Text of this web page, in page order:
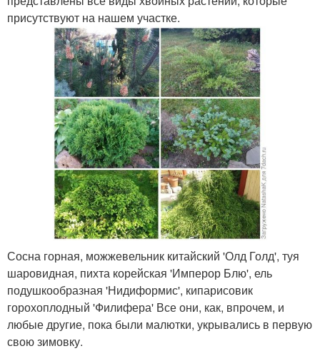
присутствуют на нашем участке.
Сосна горная, можжевельник китайский 'Олд Голд', туя
шаровидная, пихта корейская 'Имперор Блю', ель
подушкообразная 'Нидиформис', кипарисовик
горохоплодный 'Филифера' Все они, как, впрочем, и
любые другие, пока были малютки, укрывались в первую
свою зимовку.